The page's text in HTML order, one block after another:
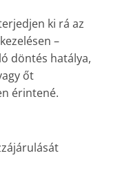
ki rá az
–
döntés hatálya,
őt
érintené.